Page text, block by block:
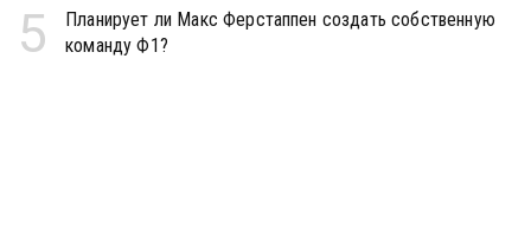
5
Планирует ли Макс Ферстаппен создать собственную
команду Ф1?